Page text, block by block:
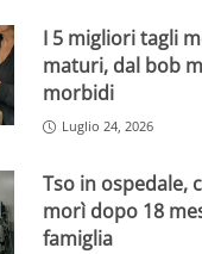
I 5 migliori tagli
maturi, dal bob
morbidi
Luglio 24, 2026
Tso in ospedale,
morì dopo 18
famiglia